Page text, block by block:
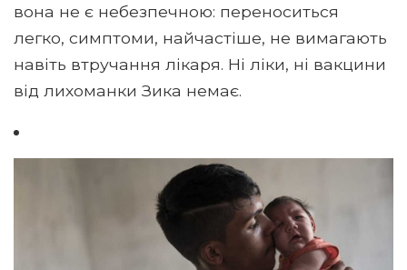
вона не є небезпечною: переноситься
легко, симптоми, найчастіше, не вимагають
навіть втручання лікаря. Ні ліки, ні вакцини
від лихоманки Зика немає.